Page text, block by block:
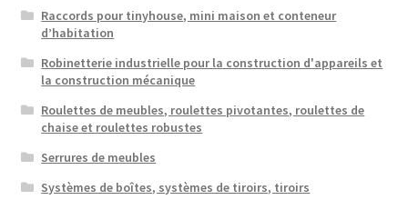
Raccords pour tinyhouse, mini maison et conteneur
d’habitation
Robinetterie industrielle pour la construction d'appareils et
la construction mécanique
Roulettes de meubles, roulettes pivotantes, roulettes de
chaise et roulettes robustes
Serrures de meubles
Systèmes de boîtes, systèmes de tiroirs, tiroirs